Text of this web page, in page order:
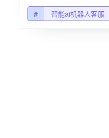
# 智能ai机器人客服